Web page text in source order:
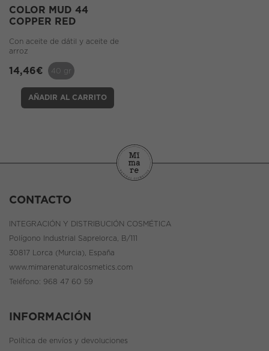
COLOR MUD 44
COPPER RED
Con aceite de dátil y aceite de
arroz
14,46€ 40 gr
AÑADIR AL CARRITO
CONTACTO
INTEGRACIÓN Y DISTRIBUCIÓN COSMÉTICA
Polígono Industrial Saprelorca, B/111
30817 Lorca (Murcia), España
www.mimarenaturalcosmetics.com
Teléfono: 968 47 60 59
INFORMACIÓN
Política de envíos y devoluciones